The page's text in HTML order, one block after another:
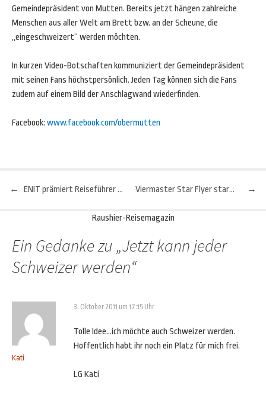
Gemeindepräsident von Mutten. Bereits jetzt hängen zahlreiche
Menschen aus aller Welt am Brett bzw. an der Scheune, die
„eingeschweizert“ werden möchten.
In kurzen Video-Botschaften kommuniziert der Gemeindepräsident
mit seinen Fans höchstpersönlich. Jeden Tag können sich die Fans
zudem auf einem Bild der Anschlagwand wiederfinden.
Facebook: www.facebook.com/obermutten
Beitragsnavigation
← ENIT prämiert Reiseführer zu Italien →
Viermaster Star Flyer startet 2012 ab Deutschland
Raushier-Reisemagazin
Ein Gedanke zu „Jetzt kann jeder
Schweizer werden“
Kati
3. Oktober 2011 um 17:15 Uhr
Tolle Idee…ich möchte auch Schweizer werden.
Hoffentlich habt ihr noch ein Platz für mich frei.
LG Kati